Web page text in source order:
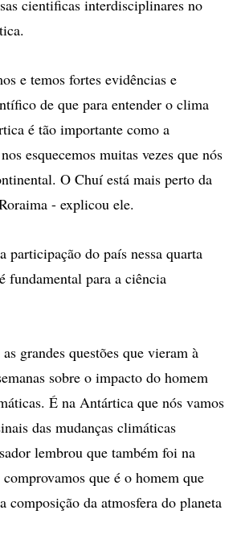
cientificas interdisciplinares no
e temos fortes evidências e
de que para entender o clima
é tão importante como a
esquecemos muitas vezes que nós
O Chuí está mais perto da
- explicou ele.
participação do país nessa quarta
fundamental para a ciência
grandes questões que vieram à
sobre o impacto do homem
É na Antártica que nós vamos
das mudanças climáticas
lembrou que também foi na
que é o homem que
composição da atmosfera do planeta